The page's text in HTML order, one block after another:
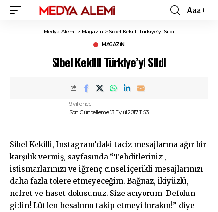
Font
Aaa
Medya Alemi > Magazin > Sibel Kekilli Türkiye’yi Sildi
MAGAZIN
Sibel Kekilli Türkiye’yi Sildi
Son Güncelleme 13 Eylül 2017 11:53
9 yıl önce
Sibel Kekilli, Instagram’daki taciz mesajlarına ağır bir
karşılık vermiş, sayfasında “Tehditlerinizi,
istismarlarınızı ve iğrenç cinsel içerikli mesajlarınızı
daha fazla tolere etmeyeceğim. Bağnaz, ikiyüzlü,
nefret ve haset dolusunuz. Size acıyorum! Defolun
gidin! Lütfen hesabımı takip etmeyi bırakın!” diye